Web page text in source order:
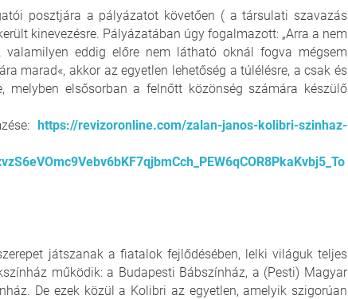
posztjára a pályázatot követően ( a társulati szavazás
kinevezésre. Pályázatában úgy fogalmazott: „Arra a nem
valamilyen eddig előre nem látható oknál fogva mégsem
marad«, akkor az egyetlen lehetőség a túlélésre, a csak és
melyben elsősorban a felnőtt közönség számára készülő
https://revizoronline.com/zalan-janos-kolibri-szinhaz-
játszanak a fiatalok fejlődésében, lelki világuk teljes
működik: a Budapesti Bábszínház, a (Pesti) Magyar
De ezek közül a Kolibri az egyetlen, amelyik szigorúan